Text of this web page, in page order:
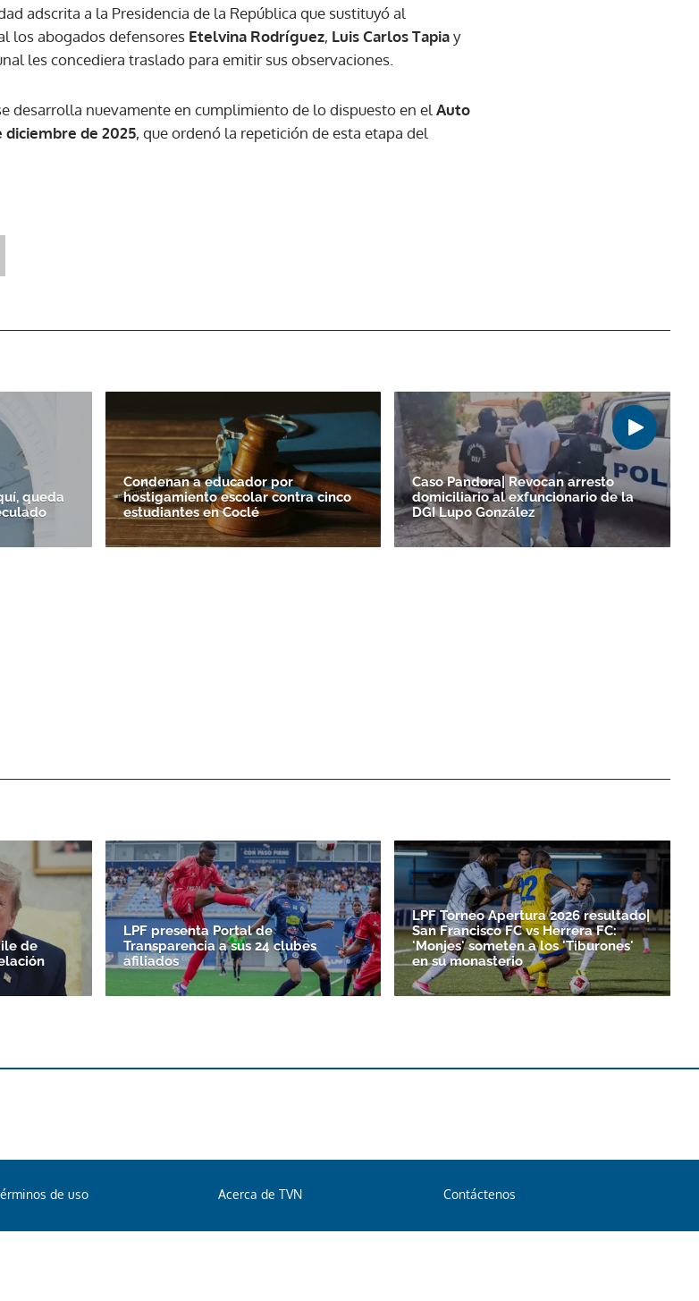
adscrita a la Presidencia de la República que sustituyó al
los abogados defensores Etelvina Rodríguez, Luis Carlos Tapiay
les concediera traslado para emitir sus observaciones.
desarrolla nuevamente en cumplimiento de lo dispuesto en el Auto
diciembre de 2025, que ordenó la repetición de esta etapa del
queda
Condenan a educador por
hostigamiento escolar contra cinco
estudiantes en Coclé
Caso Pandora| Revocan arresto
domiciliario al exfuncionario de la
DGI Lupo González
de
LPF presenta Portal de
Transparencia a sus 24 clubes
afiliados
LPF Torneo Apertura 2026 resultado|
San Francisco FC vs Herrera FC:
'Monjes' someten a los 'Tiburones'
en su monasterio
de uso Acerca de TVN Contáctenos